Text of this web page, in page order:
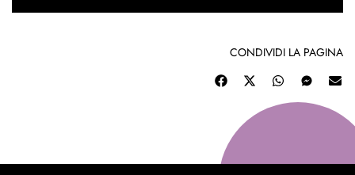
CONDIVIDI LA PAGINA